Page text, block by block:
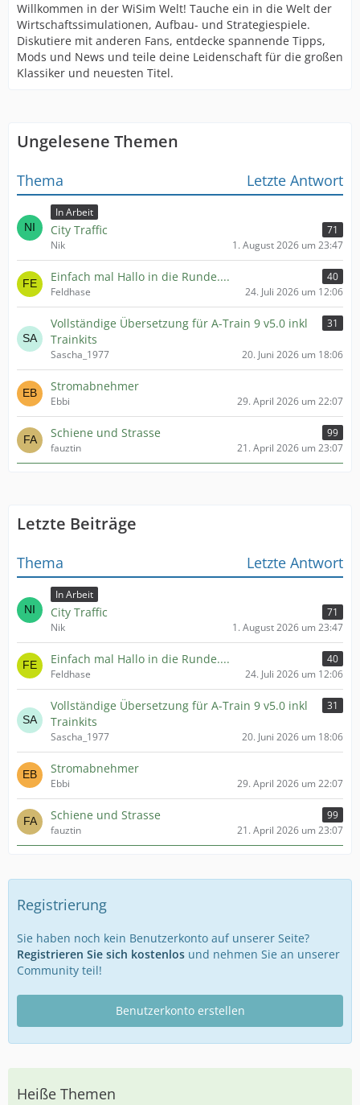
Willkommen in der WiSim Welt! Tauche ein in die Welt der
Wirtschaftssimulationen, Aufbau- und Strategiespiele.
Diskutiere mit anderen Fans, entdecke spannende Tipps,
Mods und News und teile deine Leidenschaft für die großen
Klassiker und neuesten Titel.
Ungelesene Themen
Thema Letzte Antwort
In Arbeit
City Traffic
71
Nik
1. August 2026 um 23:47
Einfach mal Hallo in die Runde....
40
Feldhase
24. Juli 2026 um 12:06
Vollständige Übersetzung für A-Train 9 v5.0 inkl
Trainkits
31
Sascha_1977 20. Juni 2026 um 18:06
Stromabnehmer
Ebbi 29. April 2026 um 22:07
Schiene und Strasse
99
fauztin
21. April 2026 um 23:07
Letzte Beiträge
Thema Letzte Antwort
In Arbeit
City Traffic
71
Nik
1. August 2026 um 23:47
Einfach mal Hallo in die Runde....
40
Feldhase
24. Juli 2026 um 12:06
Vollständige Übersetzung für A-Train 9 v5.0 inkl
Trainkits
31
Sascha_1977 20. Juni 2026 um 18:06
Stromabnehmer
Ebbi 29. April 2026 um 22:07
Schiene und Strasse
99
fauztin
21. April 2026 um 23:07
Registrierung
Sie haben noch kein Benutzerkonto auf unserer Seite?
Registrieren Sie sich kostenlos und nehmen Sie an unserer
Community teil!
Benutzerkonto erstellen
Heiße Themen